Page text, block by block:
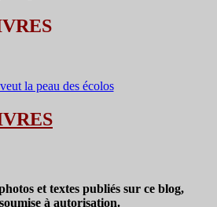
et textes publiés sur ce blog,
à autorisation.